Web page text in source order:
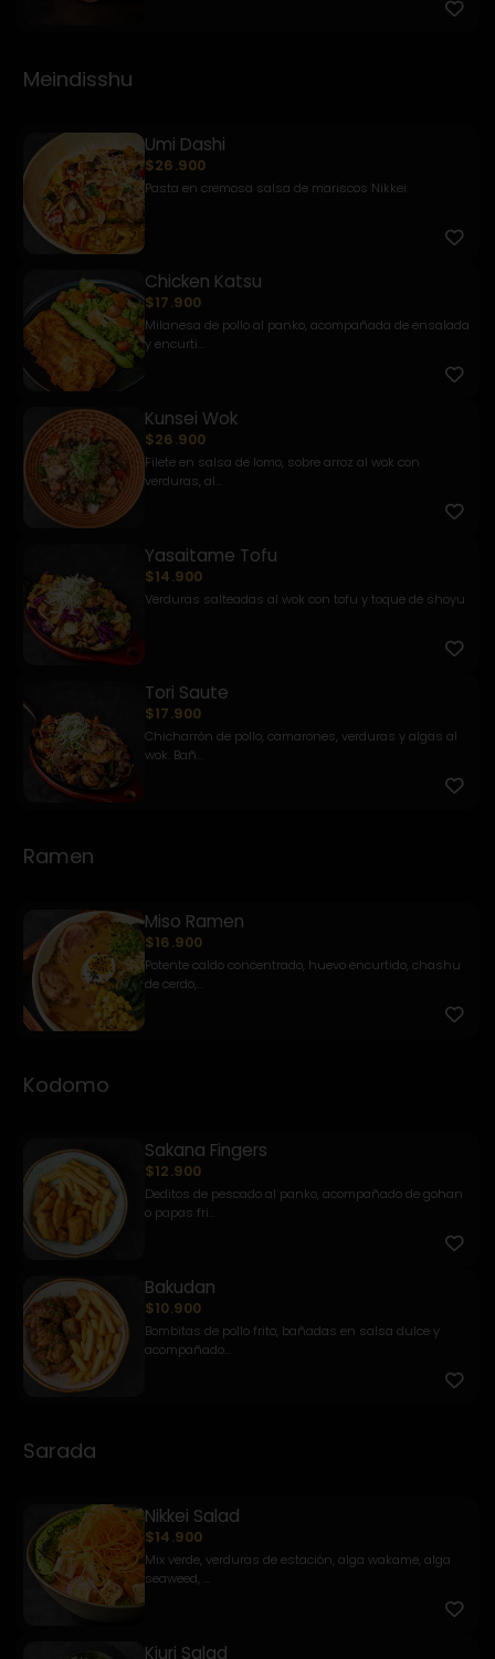
Meindisshu
Umi Dashi
$26.900
Pasta en cremosa salsa de mariscos Nikkei.
Chicken Katsu
$17.900
Milanesa de pollo al panko, acompañada de ensalada
y encurti...
Kunsei Wok
$26.900
Filete en salsa de lomo, sobre arroz al wok con
verduras, al...
Yasaitame Tofu
$14.900
Verduras salteadas al wok con tofu y toque de shoyu
Tori Saute
$17.900
Chicharrón de pollo, camarones, verduras y algas al
wok. Bañ...
Ramen
Miso Ramen
$16.900
Potente caldo concentrado, huevo encurtido, chashu
de cerdo,...
Kodomo
Sakana Fingers
$12.900
Deditos de pescado al panko, acompañado de gohan
o papas fri...
Bakudan
$10.900
Bombitas de pollo frito, bañadas en salsa dulce y
acompañado...
Sarada
Nikkei Salad
$14.900
Mix verde, verduras de estación, alga wakame, alga
seaweed, ...
Kiuri Salad